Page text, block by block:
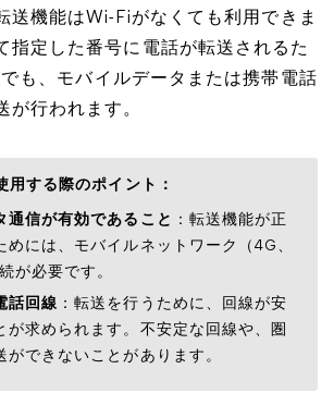
送機能はWi-Fiがなくても利用できま
指定した番号に電話が転送されるた
も、モバイルデータまたは携帯電話
が行われます。
用する際のポイント：
通信が有効であること ：転送機能が正
めには、モバイルネットワーク（4G、
が必要です。
話回線 ：転送を行うために、回線が安
が求められます。不安定な回線や、圏
ができないことがあります。